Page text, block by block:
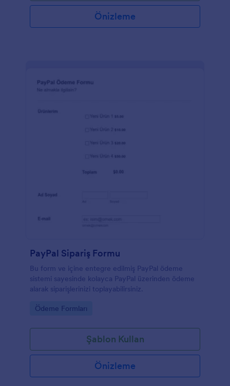
Önizleme
PayPal Sipariş Formu
Bu form ve içine entegre edilmiş PayPal ödeme
sistemi sayesinde kolayca PayPal üzerinden ödeme
alarak siparişlerinizi toplayabilirsiniz.
Go to Category:
Ödeme Formları
Şablon Kullan
Önizleme